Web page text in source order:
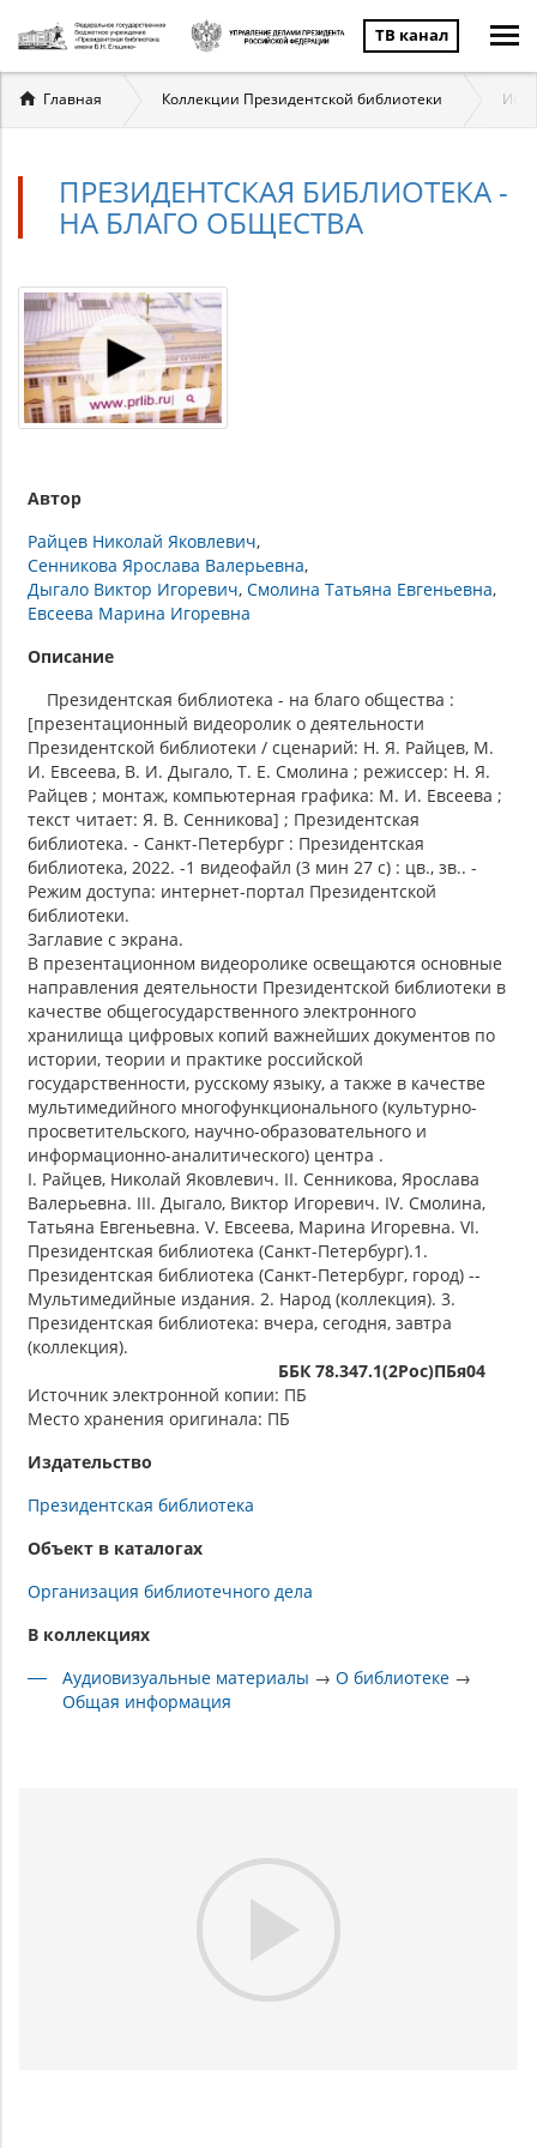
ТВ канал
Вы
здесь
Главная Коллекции Президентской библиотеки
ПРЕЗИДЕНТСКАЯ БИБЛИОТЕКА -
НА БЛАГО ОБЩЕСТВА
Автор
Райцев Николай Яковлевич
Сенникова Ярослава Валерьевна
Дыгало Виктор Игоревич Смолина Татьяна Евгеньевна
Евсеева Марина Игоревна
Описание
Президентская библиотека - на благо общества :
[презентационный видеоролик о деятельности
Президентской библиотеки / сценарий: Н. Я. Райцев, М.
И. Евсеева, В. И. Дыгало, Т. Е. Смолина ; режиссер: Н. Я.
Райцев ; монтаж, компьютерная графика: М. И. Евсеева ;
текст читает: Я. В. Сенникова] ; Президентская
библиотека. - Санкт-Петербург : Президентская
библиотека, 2022. -1 видеофайл (3 мин 27 с) : цв., зв.. -
Режим доступа: интернет-портал Президентской
библиотеки.
Заглавие с экрана.
В презентационном видеоролике освещаются основные
направления деятельности Президентской библиотеки в
качестве общегосударственного электронного
хранилища цифровых копий важнейших документов по
истории, теории и практике российской
государственности, русскому языку, а также в качестве
мультимедийного многофункционального (культурно-
просветительского, научно-образовательного и
информационно-аналитического) центра .
I. Райцев, Николай Яковлевич. II. Сенникова, Ярослава
Валерьевна. III. Дыгало, Виктор Игоревич. IV. Смолина,
Татьяна Евгеньевна. V. Евсеева, Марина Игоревна. VI.
Президентская библиотека (Санкт-Петербург).1.
Президентская библиотека (Санкт-Петербург, город) --
Мультимедийные издания. 2. Народ (коллекция). 3.
Президентская библиотека: вчера, сегодня, завтра
(коллекция).
ББК 78.347.1(2Рос)ПБя04
Источник электронной копии: ПБ
Место хранения оригинала: ПБ
Издательство
Президентская библиотека
Объект в каталогах
Организация библиотечного дела
В коллекциях
Аудиовизуальные материалы →О библиотеке →
Общая информация
Play
Video